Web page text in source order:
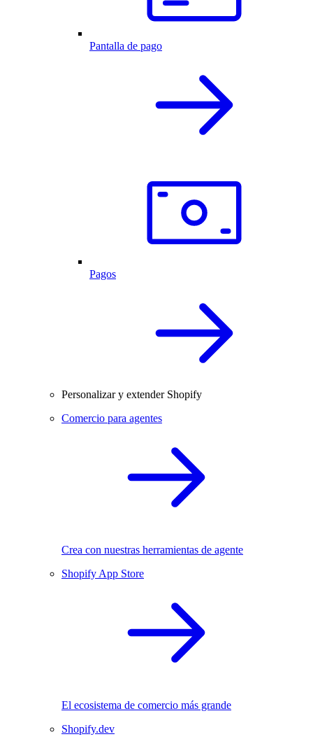
Pantalla de pago
Pagos
Personalizar y extender Shopify
Comercio para agentes
Crea con nuestras herramientas de agente
Shopify App Store
El ecosistema de comercio más grande
Shopify.dev